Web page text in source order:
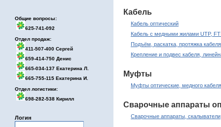
Общие вопросы:
625-741-092
Отдел продаж:
411-507-400 Сергей
659-414-750 Денис
665-034-137 Екатерина Л.
665-755-115 Екатерина И.
Отдел логистики:
698-282-538 Кирилл
Логин
Кабель
Кабель оптический
Кабель с медными жилами UTP,
Подъём, раскатка, протяжка
Крепление и подвес кабеля,
Муфты
Муфты оптические, медного
Сварочные аппараты
Сварочные аппараты,